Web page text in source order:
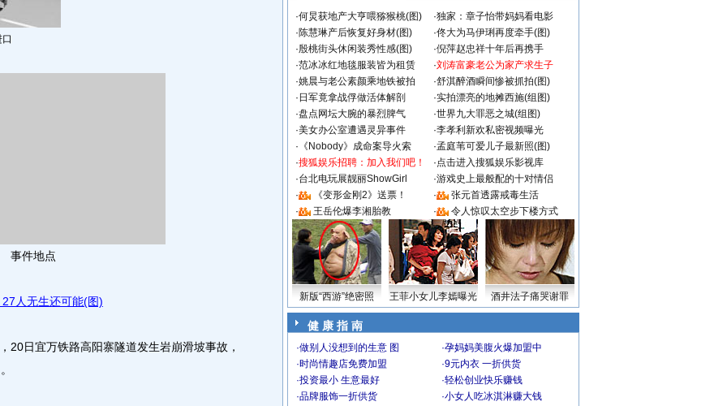
事件地点
人无生还可能(图)
20日宜万铁路高阳寨隧道发生岩崩滑坡事故，
·何炅获地产大亨喂猕猴桃(图) ·独家：章子怡带妈妈看电影
·陈慧琳产后恢复好身材(图) ·佟大为马伊琍再度牵手(图)
·殷桃街头休闲装秀性感(图) ·倪萍赵忠祥十年后再携手
·范冰冰红地毯服装皆为租赁 ·刘涛富豪老公为家产求生子
·姚晨与老公素颜乘地铁被拍 ·舒淇醉酒瞬间惨被抓拍(图)
· 日军竟拿战俘做活体解剖 ·实拍漂亮的地摊西施(组图)
·盘点网坛大腕的暴烈脾气 ·世界九大罪恶之城(组图)
·美女办公室遭遇灵异事件 ·李孝利新欢私密视频曝光
· 《Nobody》成命案导火索 ·孟庭苇可爱儿子最新照(图)
·搜狐娱乐招聘：加入我们吧！ ·点击进入搜狐娱乐影视库
·台北电玩展靓丽ShowGirl ·游戏史上最般配的十对情侣
·
《变形金刚2》送票！ ·
张元首透露戒毒生活
·
王岳伦爆李湘胎教 · 令人惊叹太空步下楼方式
新版“西游”绝密照 王菲小女儿李嫣曝光 酒井法子痛哭谢罪
健 康 指 南
·做别人没想到的生意 图 ·孕妈妈美腹火爆加盟中
·时尚情趣店免费加盟 ·9元内衣 一折供货
·投资最小 生意最好 ·轻松创业快乐赚钱
·品牌服饰一折供货 ·小女人吃冰淇淋赚大钱